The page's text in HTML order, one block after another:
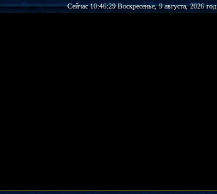
Сейчас 10:46:29 Воскресенье, 9 августа, 2026 год